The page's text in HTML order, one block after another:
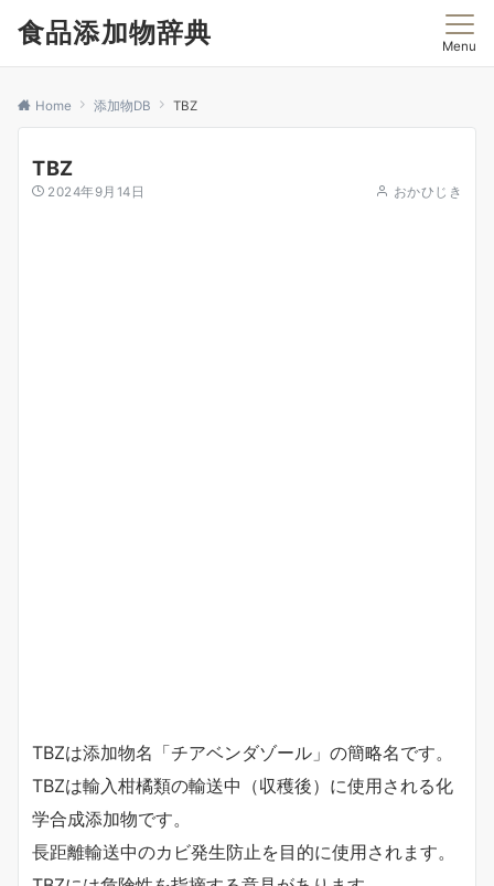
食品添加物辞典 Menu
Home 添加物DB TBZ
TBZ
2024年9月14日 おかひじき
TBZは添加物名「チアベンダゾール」の簡略名です。
TBZは輸入柑橘類の輸送中（収穫後）に使用される化
学合成添加物です。
長距離輸送中のカビ発生防止を目的に使用されます。